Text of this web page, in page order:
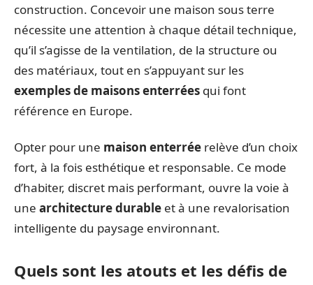
construction. Concevoir une maison sous terre
nécessite une attention à chaque détail technique,
qu’il s’agisse de la ventilation, de la structure ou
des matériaux, tout en s’appuyant sur les
exemples de maisons enterrées qui font
référence en Europe.
Opter pour une maison enterrée relève d’un choix
fort, à la fois esthétique et responsable. Ce mode
d’habiter, discret mais performant, ouvre la voie à
une architecture durable et à une revalorisation
intelligente du paysage environnant.
Quels sont les atouts et les défis de